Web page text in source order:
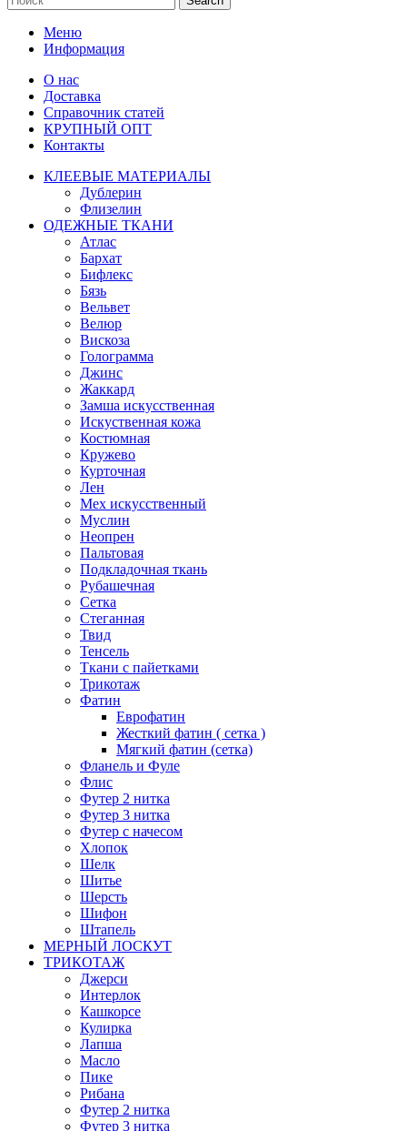
Меню
Информация
О нас
Доставка
Справочник статей
КРУПНЫЙ ОПТ
Контакты
КЛЕЕВЫЕ МАТЕРИАЛЫ
Дублерин
Флизелин
ОДЕЖНЫЕ ТКАНИ
Атлас
Бархат
Бифлекс
Бязь
Вельвет
Велюр
Вискоза
Голограмма
Джинс
Жаккард
Замша искусственная
Искуственная кожа
Костюмная
Кружево
Курточная
Лен
Мех искусственный
Муслин
Неопрен
Пальтовая
Подкладочная ткань
Рубашечная
Сетка
Стеганная
Твид
Тенсель
Ткани с пайетками
Трикотаж
Фатин
Еврофатин
Жесткий фатин ( сетка )
Мягкий фатин (сетка)
Фланель и Фуле
Флис
Футер 2 нитка
Футер 3 нитка
Футер с начесом
Хлопок
Шелк
Шитье
Шерсть
Шифон
Штапель
МЕРНЫЙ ЛОСКУТ
ТРИКОТАЖ
Джерси
Интерлок
Кашкорсе
Кулирка
Лапша
Масло
Пике
Рибана
Футер 2 нитка
Футер 3 нитка